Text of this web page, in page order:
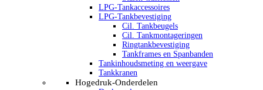
LPG-Tankaccessoires
LPG-Tankbevestiging
Cil. Tankbeugels
Cil. Tankmontageringen
Ringtankbevestiging
Tankframes en Spanbanden
Tankinhoudsmeting en weergave
Tankkranen
Hogedruk-Onderdelen